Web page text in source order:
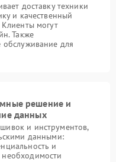
доставку техники
и качественный
могут
Также
обслуживание для
решение и
данных
и инструментов,
данными:
и